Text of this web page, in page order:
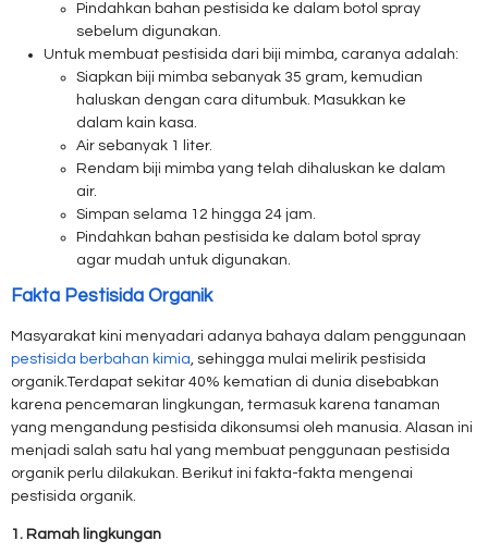
Pindahkan bahan pestisida ke dalam botol spray
sebelum digunakan.
Untuk membuat pestisida dari biji mimba, caranya adalah:
Siapkan biji mimba sebanyak 35 gram, kemudian
haluskan dengan cara ditumbuk. Masukkan ke
dalam kain kasa.
Air sebanyak 1 liter.
Rendam biji mimba yang telah dihaluskan ke dalam
air.
Simpan selama 12 hingga 24 jam.
Pindahkan bahan pestisida ke dalam botol spray
agar mudah untuk digunakan.
Fakta Pestisida Organik
Masyarakat kini menyadari adanya bahaya dalam penggunaan
pestisida berbahan kimia, sehingga mulai melirik pestisida
organik.Terdapat sekitar 40% kematian di dunia disebabkan
karena pencemaran lingkungan, termasuk karena tanaman
yang mengandung pestisida dikonsumsi oleh manusia. Alasan ini
menjadi salah satu hal yang membuat penggunaan pestisida
organik perlu dilakukan. Berikut ini fakta-fakta mengenai
pestisida organik.
1. Ramah lingkungan